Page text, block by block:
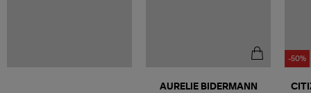
AURELIE BIDERMANN
-50%